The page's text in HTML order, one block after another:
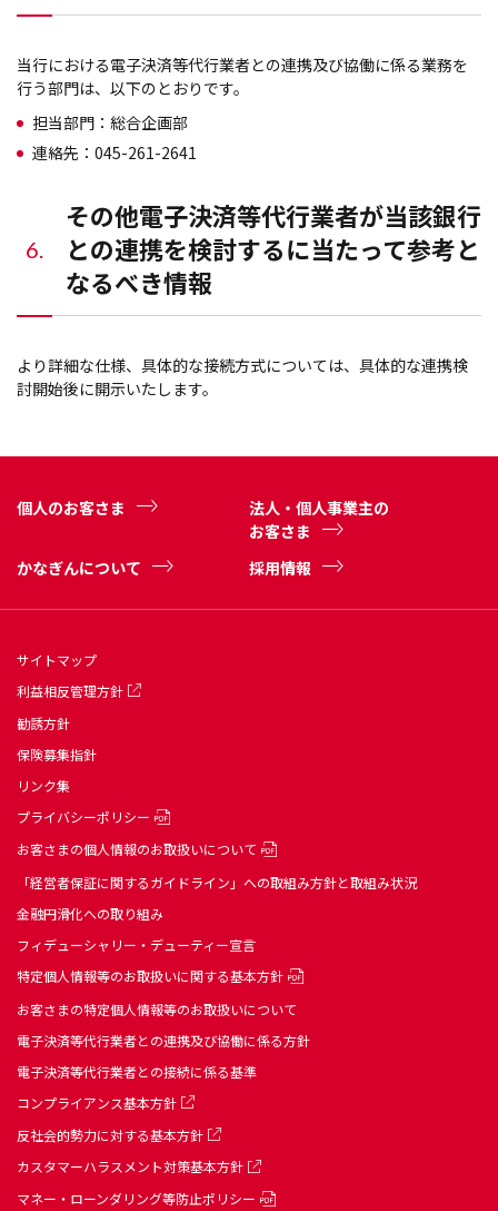
当行における電子決済等代行業者との連携及び協働に係る業務を
行う部門は、以下のとおりです。
担当部門：総合企画部
連絡先：045-261-2641
6.
その他電子決済等代行業者が当該銀行
との連携を検討するに当たって参考と
なるべき情報
より詳細な仕様、具体的な接続方式については、具体的な連携検
討開始後に開示いたします。
個人のお客さま
法人・個人事業主の
お客さま
かなぎんについて
採用情報
サイトマップ
利益相反管理方針
勧誘方針
保険募集指針
リンク集
プライバシーポリシー
お客さまの個人情報のお取扱いについて
「経営者保証に関するガイドライン」への取組み方針と取組み状況
金融円滑化への取り組み
フィデューシャリー・デューティー宣言
特定個人情報等のお取扱いに関する基本方針
お客さまの特定個人情報等のお取扱いについて
電子決済等代行業者との連携及び協働に係る方針
電子決済等代行業者との接続に係る基準
コンプライアンス基本方針
反社会的勢力に対する基本方針
カスタマーハラスメント対策基本方針
マネー・ローンダリング等防止ポリシー